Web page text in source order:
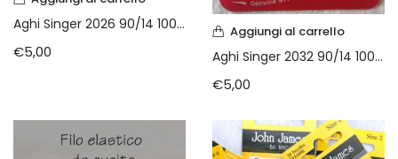
Aghi Singer 2026 90/14 100/16 PER JEANS
€5,00
Aggiungi al carrello
Aghi Singer 2032 90/14 100/16 PER PELLE
€5,00